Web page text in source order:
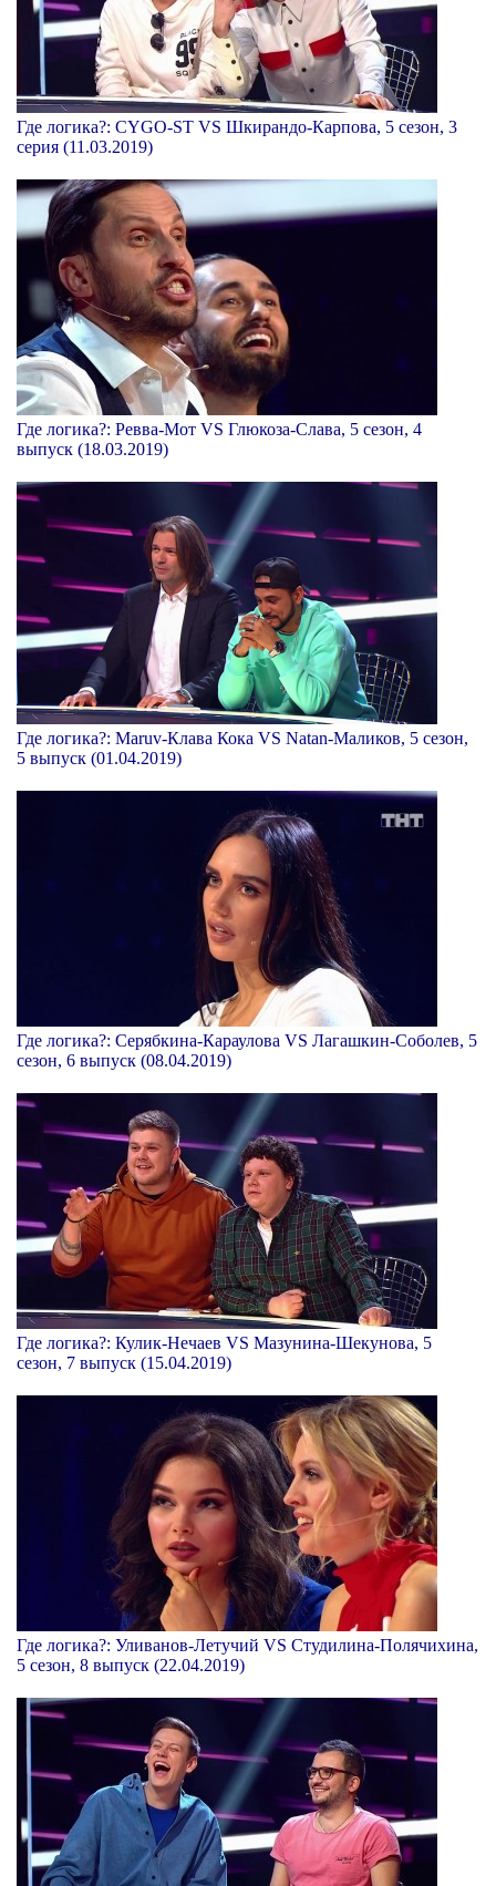
Где логика?: CYGO-ST VS Шкирандо-Карпова, 5 сезон, 3
серия (11.03.2019)
Где логика?: Ревва-Мот VS Глюкоза-Слава, 5 сезон, 4
выпуск (18.03.2019)
Где логика?: Maruv-Клава Кока VS Natan-Маликов, 5 сезон,
5 выпуск (01.04.2019)
Где логика?: Серябкина-Караулова VS Лагашкин-Соболев, 5
сезон, 6 выпуск (08.04.2019)
Где логика?: Кулик-Нечаев VS Мазунина-Шекунова, 5
сезон, 7 выпуск (15.04.2019)
Где логика?: Уливанов-Летучий VS Студилина-Полячихина,
5 сезон, 8 выпуск (22.04.2019)